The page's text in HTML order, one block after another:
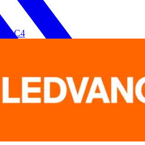
LedsC4